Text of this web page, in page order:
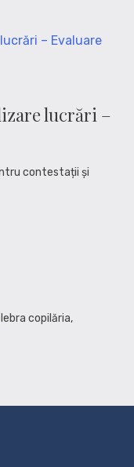
lucrări –
contestații și
copilăria,